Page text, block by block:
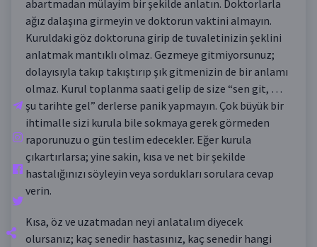
abartmadan mülayim bir şekilde anlatın. Doktorlarla
ağız dalaşına girmeyin ve doktorun vaktini almayın.
Kuruldaki göz doktoruna girip de tuvaletinizin şeklini
anlatmak mantıklı olmaz. Gezmeye gitmiyorsunuz;
dolayısıyla takıp takıştırıp şık gitmenizin de bir anlamı
olmaz. Kurul toplanma saati gelip de size “sen git, …
şu tarihte gel” derlerse panik yapmayın. Çok büyük bir
ihtimalle sizi kurula bile sokmaya gerek görmeden
raporunuzu o gün teslim edecekler. Eğer kurula
çıkartırlarsa; yine sakin, kısa ve net bir şekilde
hastalığınızı söyleyin veya sordukları sorulara cevap
verin.
Kısa, öz ve uzatmadan neyi anlatalım diyecek
olursanız; kaç senedir hastasınız, kaç senedir hangi